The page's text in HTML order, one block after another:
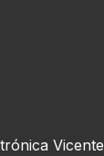
Vicente